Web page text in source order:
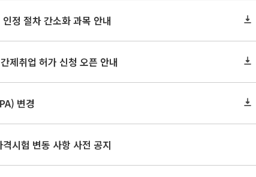
정 절차 간소화 과목 안내
제취업 허가 신청 오픈 안내
변경
시험 변동 사항 사전 공지